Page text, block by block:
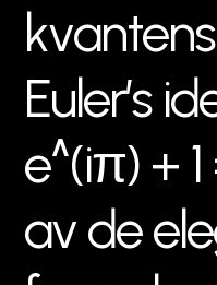
kvantens
Euler’s id
e^(iπ) + 1
avdeele